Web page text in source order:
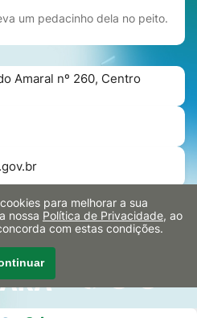
um pedacinho dela no peito.
Amaral nº 260, Centro
DE
para melhorar a sua
nossa Política de Privacidade, ao
com estas condições.